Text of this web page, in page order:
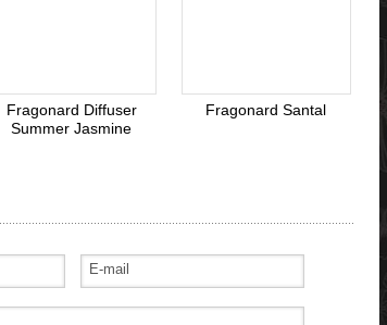
Fragonard Diffuser
Summer Jasmine
Fragonard Santal